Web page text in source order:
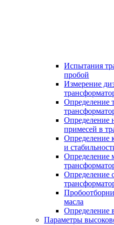
Испытания
пробой
Измерение
Определение
Определение
примесей в
Определение
и
Определение
Определение
масла
Определение
Параметры